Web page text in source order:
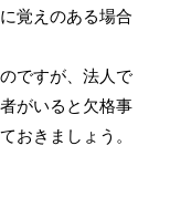
覚えのある場合
ですが、法人で
がいると欠格事
おきましょう。